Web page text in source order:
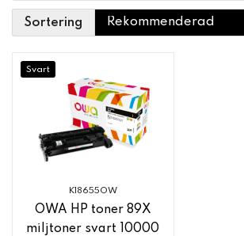
Sortering
Svart
K18655OW
OWA HP toner 89X
miljtoner svart 10000